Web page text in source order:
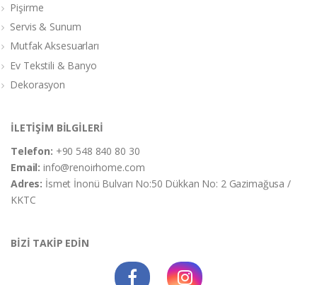
Pişirme
Servis & Sunum
Mutfak Aksesuarları
Ev Tekstili & Banyo
Dekorasyon
İLETİŞİM BİLGİLERİ
Telefon: +90 548 840 80 30
Email:info@renoirhome.com
Adres: İsmet İnonü Bulvarı No:50 Dükkan No: 2 Gazimağusa /
KKTC
BİZİ TAKİP EDİN